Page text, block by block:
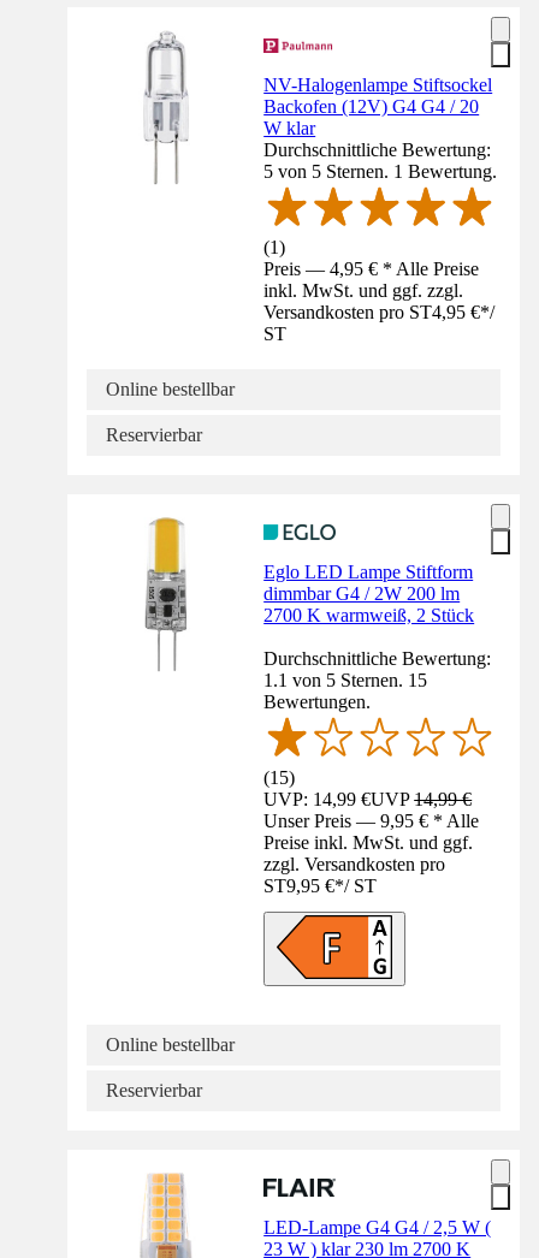
NV-Halogenlampe Stiftsockel
Backofen (12V) G4 G4 / 20
W klar
Durchschnittliche Bewertung:
5 von 5 Sternen. 1 Bewertung.
(1)
Preis — 4,95 € * Alle Preise
inkl. MwSt. und ggf. zzgl.
Versandkosten pro ST4,95 €*/
ST
Online bestellbar
Reservierbar
Eglo LED Lampe Stiftform
dimmbar G4 / 2W 200 lm
2700 K warmweiß, 2 Stück
Durchschnittliche Bewertung:
1.1 von 5 Sternen. 15
Bewertungen.
(15)
UVP: 14,99 €UVP14,99 €
Unser Preis — 9,95 € * Alle
Preise inkl. MwSt. und ggf.
zzgl. Versandkosten pro
ST9,95 €*/ ST
Online bestellbar
Reservierbar
LED-Lampe G4 G4 / 2,5 W (
23 W ) klar 230 lm 2700 K